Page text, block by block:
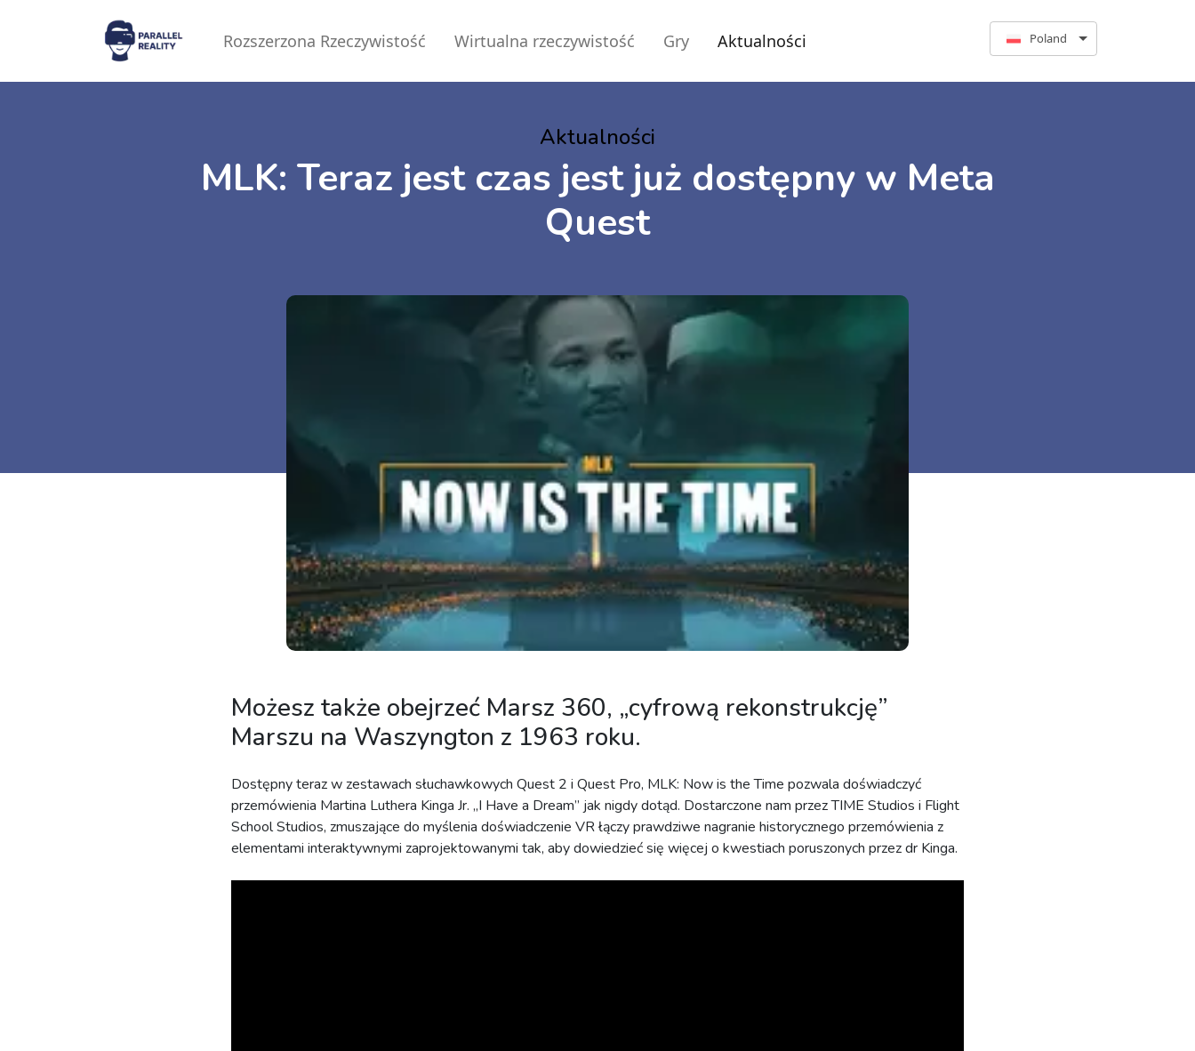
Rozszerzona Rzeczywistość Wirtualna rzeczywistość Gry Aktualności Poland
Aktualności
MLK: Teraz jest czas jest już dostępny w Meta
Quest
Możesz także obejrzeć Marsz 360, „cyfrową rekonstrukcję”
Marszu na Waszyngton z 1963 roku.
Dostępny teraz w zestawach słuchawkowych Quest 2 i Quest Pro, MLK: Now is the Time pozwala doświadczyć
przemówienia Martina Luthera Kinga Jr. „I Have a Dream” jak nigdy dotąd. Dostarczone nam przez TIME Studios i Flight
School Studios, zmuszające do myślenia doświadczenie VR łączy prawdziwe nagranie historycznego przemówienia z
elementami interaktywnymi zaprojektowanymi tak, aby dowiedzieć się więcej o kwestiach poruszonych przez dr Kinga.